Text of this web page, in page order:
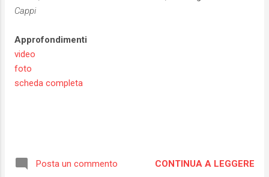
Cappi
Approfondimenti
video
foto
scheda completa
Posta un commento CONTINUA A LEGGERE